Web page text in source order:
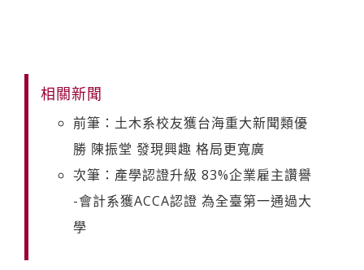
相關新聞
前筆：土木系校友獲台海重大新聞類優
勝 陳振堂 發現興趣 格局更寬廣
次筆：產學認證升級 83%企業雇主讚譽
-會計系獲ACCA認證 為全臺第一通過大
學